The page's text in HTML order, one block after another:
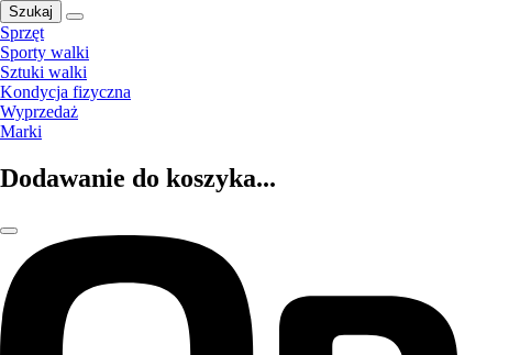
Szukaj
Sprzęt
Sporty walki
Sztuki walki
Kondycja fizyczna
Wyprzedaż
Marki
Dodawanie do koszyka...